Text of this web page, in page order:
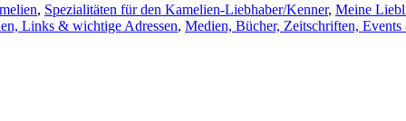
, Spezialitäten für den Kamelien-Liebhaber/Kenner, Meine
Links & wichtige Adressen, Medien, Bücher, Zeitschriften,